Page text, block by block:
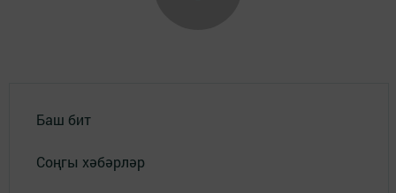
Баш бит
Соңгы хәбәрләр